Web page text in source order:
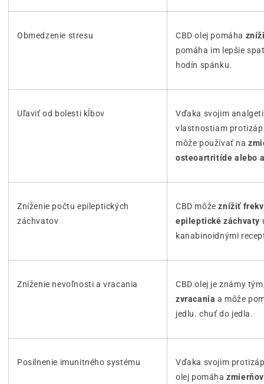
Obmedzenie stresu CBD olej pomáha
pomáha im lepšie
hodín spánku.
Uľaviť od bolesti kĺbov
Vďaka svojim
vlastnostiam
môže používať na
osteoartritíde alebo
Zníženie počtu epileptických
záchvatov
CBD môžeznížiť
epileptické záchvaty
kanabinoidnými
Zníženie nevoľnosti a vracania
CBD olej je známy
zvracania a môže
jedlu. chuť do jedla.
Posilnenie imunitného systému
Vďaka svojim
olej pomáha